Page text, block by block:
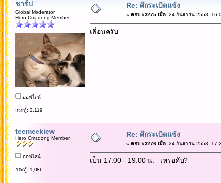
ชาร์ป
Global Moderator
Hero Cmadong Member
ออฟไลน์
กระทู้: 2,119
Re: ศึกระเบิดแข้ง
« ตอบ #3275 เมื่อ:24 กันยายน 2553,
เลื่อนครับ
teemeekiew
Hero Cmadong Member
ออฟไลน์
กระทู้: 1,086
Re: ศึกระเบิดแข้ง
« ตอบ #3276 เมื่อ:24 กันยายน 2553,
เป็น 17.00 - 19.00 น. เหรอคับ?